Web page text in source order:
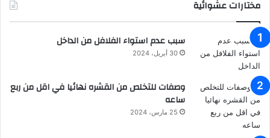
مختارات عشوائية
سبب عدم استواء الفلافل من الداخل
30 أبريل، 2024
وصفات للتخلص من القشره نهائيا في اقل من ربع
ساعه
25 مارس، 2024